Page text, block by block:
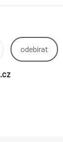
odebírat